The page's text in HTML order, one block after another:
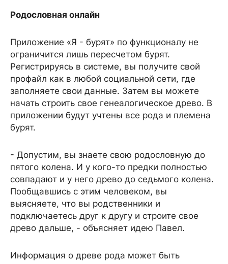
Родословная онлайн
Приложение «Я - бурят» по функционалу не
ограничится лишь пересчетом бурят.
Регистрируясь в системе, вы получите свой
профайл как в любой социальной сети, где
заполняете свои данные. Затем вы можете
начать строить свое генеалогическое древо. В
приложении будут учтены все рода и племена
бурят.
- Допустим, вы знаете свою родословную до
пятого колена. И у кого-то предки полностью
совпадают и у него древо до седьмого колена.
Пообщавшись с этим человеком, вы
выясняете, что вы родственники и
подключаетесь друг к другу и строите свое
древо дальше, - объясняет идею Павел.
Информация о древе рода может быть